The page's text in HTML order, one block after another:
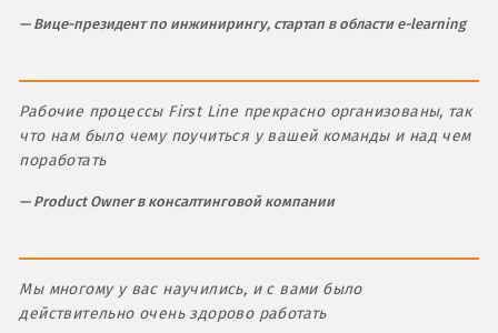
Вице-президент по инжинирингу, стартап в области e-learning
Рабочие процессы First Line прекрасно организованы, так
что нам было чему поучиться у вашей команды и над чем
поработать
Product Owner в консалтинговой компании
Мы многому у вас научились, и с вами было
действительно очень здорово работать